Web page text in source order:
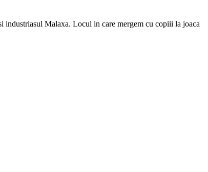
industriasul Malaxa. Locul in care mergem cu copiii la joaca